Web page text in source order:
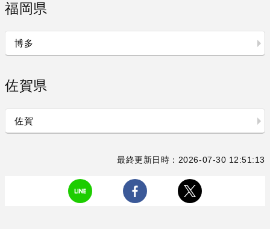
福岡県
博多
佐賀県
佐賀
最終更新日時：2026-07-30 12:51:13